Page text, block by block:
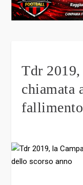
Tdr
chiamata